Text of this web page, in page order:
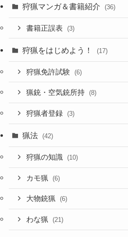
狩猟マンガ＆書籍紹介 (36)
書籍正誤表 (3)
狩猟をはじめよう！ (17)
狩猟免許試験 (6)
猟銃・空気銃所持 (8)
狩猟者登録 (3)
猟法 (42)
狩猟の知識 (10)
カモ猟 (6)
大物銃猟 (6)
わな猟 (21)